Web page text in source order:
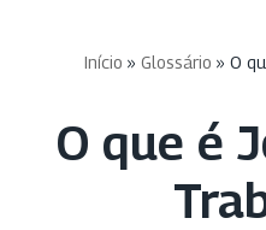
Início » Glossário » O
O que é